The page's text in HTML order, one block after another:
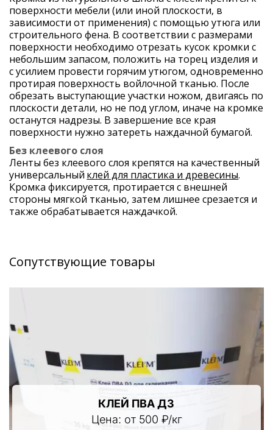
поверхности мебели (или иной плоскости, в
зависимости от применения) с помощью утюга или
строительного фена. В соответствии с размерами
поверхности необходимо отрезать кусок кромки с
небольшим запасом, положить на торец изделия и
с усилием провести горячим утюгом, одновременно
протирая поверхность войлочной тканью. После
обрезать выступающие участки ножом, двигаясь по
плоскости детали, но не под углом, иначе на кромке
останутся надрезы. В завершение все края
поверхности нужно затереть наждачной бумагой.
Без клеевого слоя
Ленты без клеевого слоя крепятся на качественный
универсальный клей для пластика и древесины.
Кромка фиксируется, протирается с внешней
стороны мягкой тканью, затем лишнее срезается и
также обрабатывается наждачкой.
Сопутствующие товары
КЛЕЙ ПВА Д3
Цена: от 500 ₽/кг